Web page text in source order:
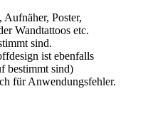
Aufnäher, Poster,
Wandtattoos etc.
sind.
ist ebenfalls
bestimmt sind)
für Anwendungsfehler.